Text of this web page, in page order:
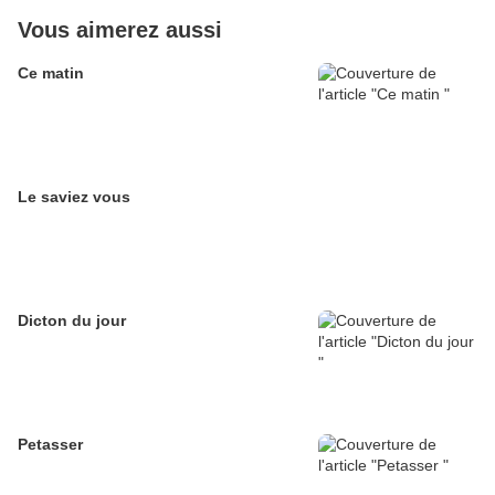
Vous aimerez aussi
Ce matin
Le saviez vous
Dicton du jour
Petasser